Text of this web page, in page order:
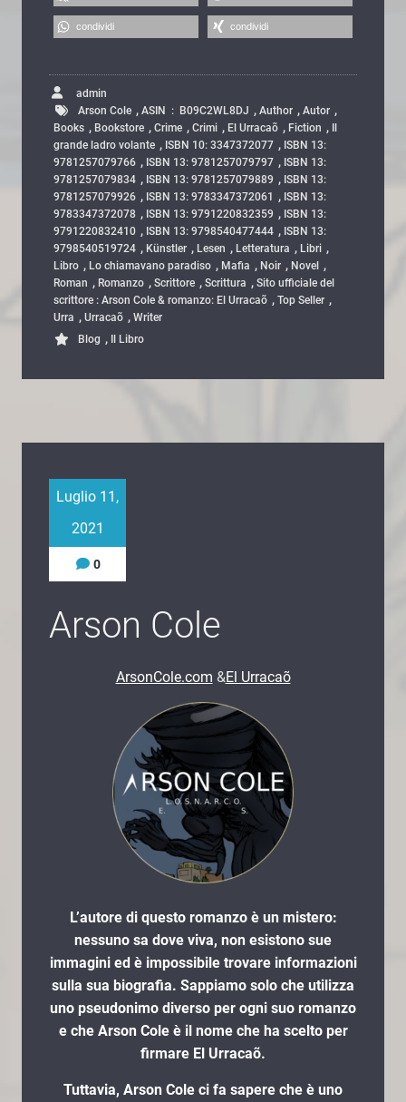
condividi condividi
admin
Arson Cole , ASIN ‏ : ‎ B09C2WL8DJ , Author , Autor ,
Books , Bookstore , Crime , Crimi , El Urracaõ , Fiction , Il
grande ladro volante , ISBN 10: 3347372077 , ISBN 13:
9781257079766 , ISBN 13: 9781257079797 , ISBN 13:
9781257079834 , ISBN 13: 9781257079889 , ISBN 13:
9781257079926 , ISBN 13: 9783347372061 , ISBN 13:
9783347372078 , ISBN 13: 9791220832359 , ISBN 13:
9791220832410 , ISBN 13: 9798540477444 , ISBN 13:
9798540519724 , Künstler , Lesen , Letteratura , Libri ,
Libro , Lo chiamavano paradiso , Mafia , Noir , Novel ,
Roman , Romanzo , Scrittore , Scrittura , Sito ufficiale del
scrittore : Arson Cole & romanzo: El Urracaõ , Top Seller ,
Urra , Urracaõ , Writer
Blog , Il Libro
Luglio 11,
2021
0
Arson Cole
ArsonCole.com &El Urracaõ
L’autore di questo romanzo è un mistero:
nessuno sa dove viva, non esistono sue
immagini ed è impossibile trovare informazioni
sulla sua biografia. Sappiamo solo che utilizza
uno pseudonimo diverso per ogni suo romanzo
e che Arson Cole è il nome che ha scelto per
firmare El Urracaõ.
Tuttavia, Arson Cole ci fa sapere che è uno